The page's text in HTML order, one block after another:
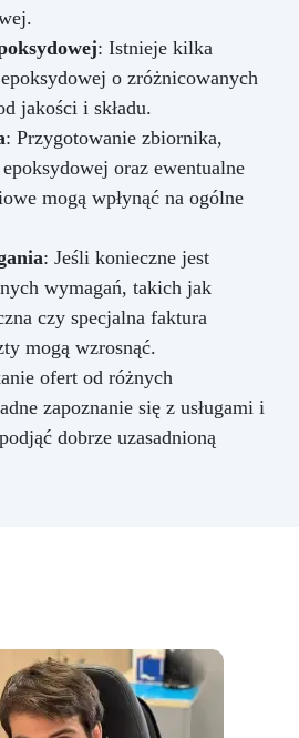
: Istnieje kilka
o zróżnicowanych
jakości i składu.
: Przygotowanie zbiornika,
oraz ewentualne
mogą wpłynąć na ogólne
: Jeśli konieczne jest
wymagań, takich jak
czy specjalna faktura
mogą wzrosnąć.
ofert od różnych
zapoznanie się z usługami i
dobrze uzasadnioną